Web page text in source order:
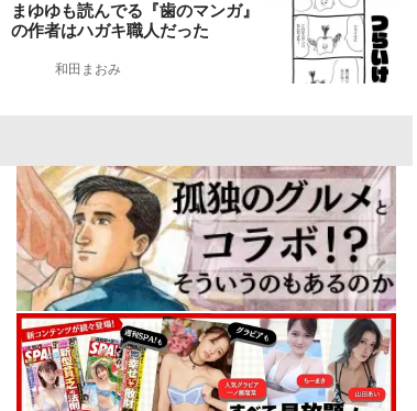
まゆゆも読んでる『歯のマンガ』
の作者はハガキ職人だった
和田まおみ